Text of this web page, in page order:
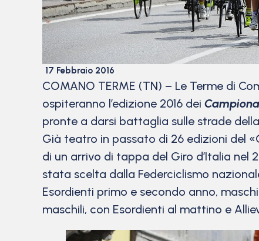
17 Febbraio 2016
COMANO TERME (TN) – Le Terme di
ospiteranno l’edizione 2016 dei
pronte a darsi battaglia sulle strade
Già teatro in passato di 26 edizioni del
di un arrivo di tappa del Giro d’Italia
stata scelta dalla Federciclismo
Esordienti primo e secondo anno,
maschili, con Esordienti al mattino e